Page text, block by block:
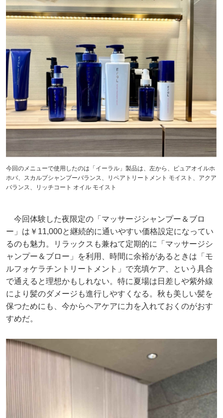
今回のメニューで使用したのは「イーラル」製品は、左から、ピュアオイルホ
ホバ、スカルプシャンプーバランス、リペアトリートメント モイスト、アクア
バランス、リッチコート オイル モイスト
今回体験した夜限定の「マッサージシャンプー＆ブロ
ー」は￥11,000と継続的に通いやすい価格設定になってい
るのも魅力。リラックスも兼ねて定期的に「マッサージシ
ャンプー＆ブロー」を利用、時間に余裕があるときは「モ
ルフォケラチントリートメント」で充填ケア、という具合
で通えると理想かもしれない。特に夏場は日差しや紫外線
により髪のダメージも進行しやすくなる。秋も美しい髪を
保つためにも、今からヘアケアに力を入れておくのがおす
すめだ。